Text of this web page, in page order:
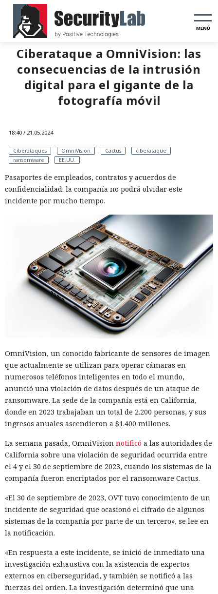
MENÚ
Ciberataque a OmniVision: las
consecuencias de la intrusión
digital para el gigante de la
fotografía móvil
18:40 / 21.05.2024
Ciberataques OmniVision Cactus
ciberataque
ransomware
EE.UU.
Pasaportes de empleados, contratos y acuerdos de
confidencialidad: la compañía no podrá olvidar este
incidente por mucho tiempo.
OmniVision, un conocido fabricante de sensores de imagen
que actualmente se utilizan para operar cámaras en
numerosos teléfonos inteligentes en todo el mundo,
anunció una violación de datos después de un ataque de
ransomware. La sede de la compañía está en California,
donde en 2023 trabajaban un total de 2.200 personas, y sus
ingresos anuales ascendieron a $1.400 millones.
La semana pasada, OmniVision notificó a las autoridades de
California sobre una violación de seguridad ocurrida entre
el 4 y el 30 de septiembre de 2023, cuando los sistemas de la
compañía fueron encriptados por el ransomware Cactus.
«El 30 de septiembre de 2023, OVT tuvo conocimiento de un
incidente de seguridad que ocasionó el cifrado de algunos
sistemas de la compañía por parte de un tercero», se lee en
la notificación.
«En respuesta a este incidente, se inició de inmediato una
investigación exhaustiva con la asistencia de expertos
externos en ciberseguridad, y también se notificó a las
fuerzas del orden. La investigación determinó que una